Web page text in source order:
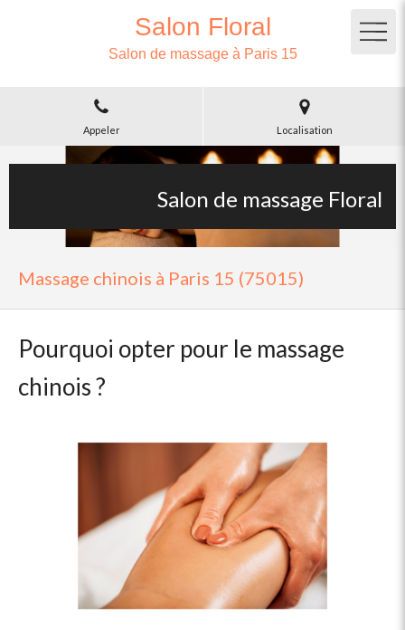
Salon Floral
Salon de massage à Paris 15
Appeler Localisation
Salon de massage Floral
Massage chinois à Paris 15 (75015)
Pourquoi opter pour le massage
chinois ?